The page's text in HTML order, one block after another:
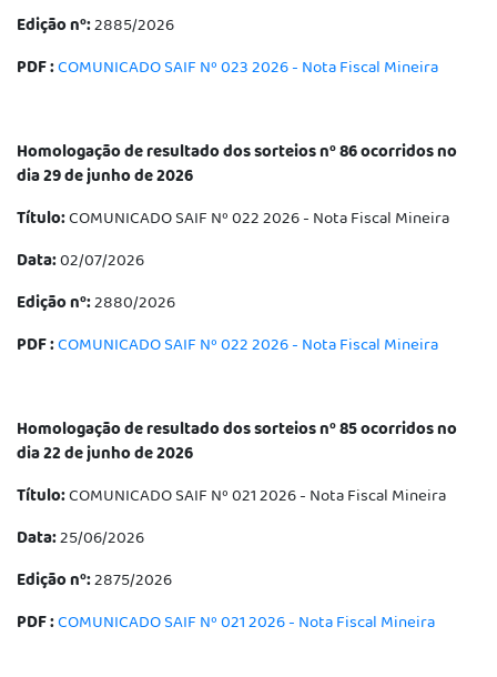
Edição nº:2885/2026
PDF :COMUNICADO SAIF Nº 023 2026 - Nota Fiscal Mineira
Homologação de resultado dos sorteios nº 86 ocorridos no
dia 29 de junho de 2026
Título:COMUNICADO SAIF Nº 022 2026 - Nota Fiscal Mineira
Data:02/07/2026
Edição nº:2880/2026
PDF :COMUNICADO SAIF Nº 022 2026 - Nota Fiscal Mineira
Homologação de resultado dos sorteios nº 85 ocorridos no
dia 22 de junho de 2026
Título:COMUNICADO SAIF Nº 021 2026 - Nota Fiscal Mineira
Data:25/06/2026
Edição nº:2875/2026
PDF :COMUNICADO SAIF Nº 021 2026 - Nota Fiscal Mineira